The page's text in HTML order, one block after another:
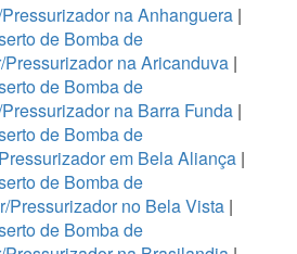
na Anhanguera|
de Bomba de
na Aricanduva |
de Bomba de
na Barra Funda |
de Bomba de
em Bela Aliança |
de Bomba de
Pressurizador no Bela Vista |
de Bomba de